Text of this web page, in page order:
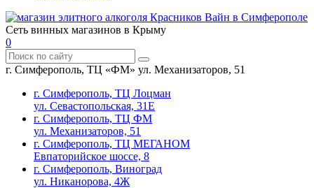
Сеть винных магазинов в Крыму
0
г. Симферополь, ТЦ «ФМ» ул. Механизаторов, 51
г. Симферополь, ТЦ Лоцман
ул. Севастопольская, 31Е
г. Симферополь, ТЦ ФМ
ул. Механизаторов, 51
г. Симферополь, ТЦ МЕГАНОМ
Евпаторийское шоссе, 8
г. Симферополь, Виноград
ул. Никанорова, 4Ж